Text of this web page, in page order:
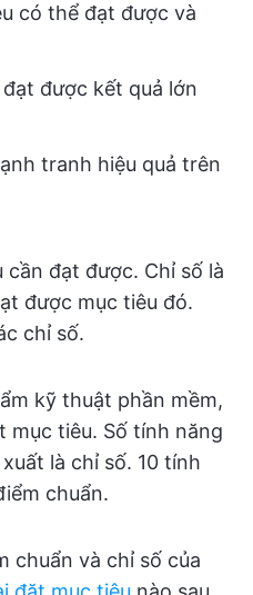
có thể đạt được và
được kết quả lớn
tranh hiệu quả trên
cần đạt được. Chỉ số là
được mục tiêu đó.
chỉ số.
kỹ thuật phần mềm,
tiêu. Số tính năng
là chỉ số. 10 tính
chuẩn.
chuẩn và chỉ số của